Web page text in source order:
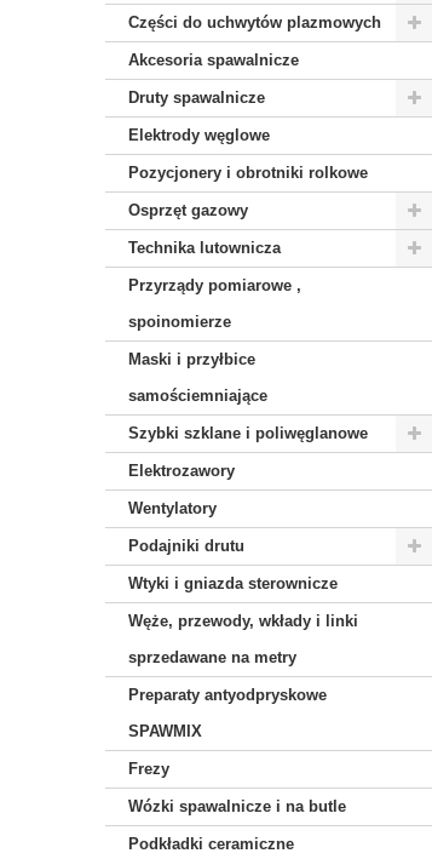
Części do uchwytów plazmowych
Akcesoria spawalnicze
Druty spawalnicze
Elektrody węglowe
Pozycjonery i obrotniki rolkowe
Osprzęt gazowy
Technika lutownicza
Przyrządy pomiarowe ,
spoinomierze
Maski i przyłbice
samościemniające
Szybki szklane i poliwęglanowe
Elektrozawory
Wentylatory
Podajniki drutu
Wtyki i gniazda sterownicze
Węże, przewody, wkłady i linki
sprzedawane na metry
Preparaty antyodpryskowe
SPAWMIX
Frezy
Wózki spawalnicze i na butle
Podkładki ceramiczne